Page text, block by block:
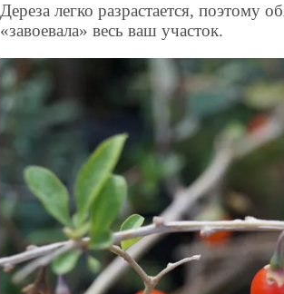
Дереза легко разрастается, поэтому
«завоевала» весь ваш участок.